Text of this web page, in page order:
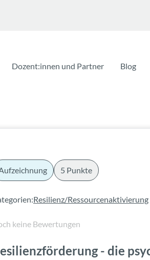
Dozent:innen und Partner Blog
5 Punkte
Resilienz/Ressourcenaktivierung
keine Bewertungen
- die